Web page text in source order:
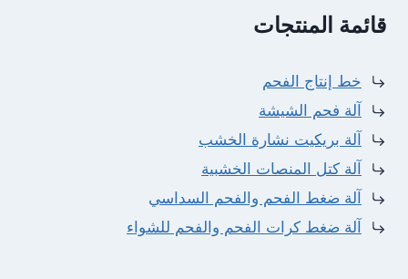
قائمة المنتجات
خط إنتاج الفحم
آلة فحم الشيشة
آلة بريكيت نشارة الخشب
آلة كتل المنصات الخشبية
آلة ضغط الفحم والفحم السداسي
آلة ضغط كرات الفحم والفحم للشواء